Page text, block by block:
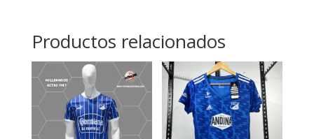
Productos relacionados